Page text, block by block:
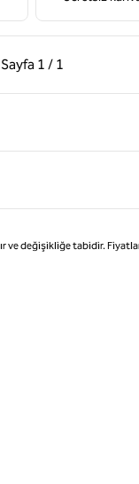
Sayfa 1 / 1
Sayfa, 1 / 1
Sayfa 1 / 1
ve değişikliğe tabidir.